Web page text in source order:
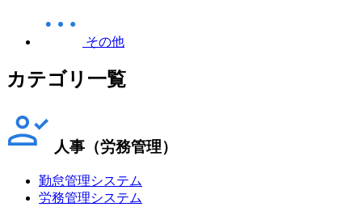
その他
カテゴリ一覧
人事（労務管理）
勤怠管理システム
労務管理システム